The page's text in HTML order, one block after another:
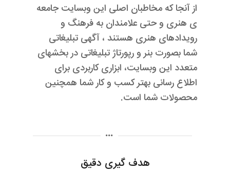
از آنجا که مخاطبان اصلی این وبسایت جامعه
ی هنری و حتی علامندان به فرهنگ و
رویدادهای هنری هستند ، آگهی تبلیغاتی
شما بصورت بنر و رپورتاژ تبلیغاتی در بخشهای
متعدد این وبسایت، ابزاری کاربردی برای
اطلاع رسانی بهتر کسب و کار شما همچنین
محصولات شما است.
هدف گیری دقیق